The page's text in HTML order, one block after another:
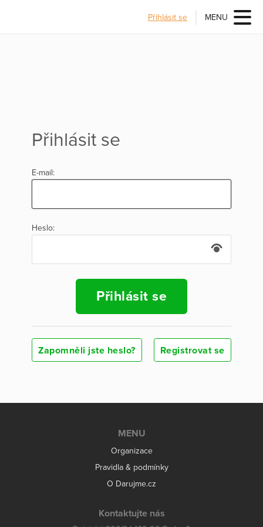
Přihlásit se MENU
Přihlásit se
E-mail:
Heslo:
Přihlásit se
Zapomněli jste heslo? Registrovat se
MENU
Organizace
Pravidla & podmínky
O Darujme.cz
Kontaktujte nás